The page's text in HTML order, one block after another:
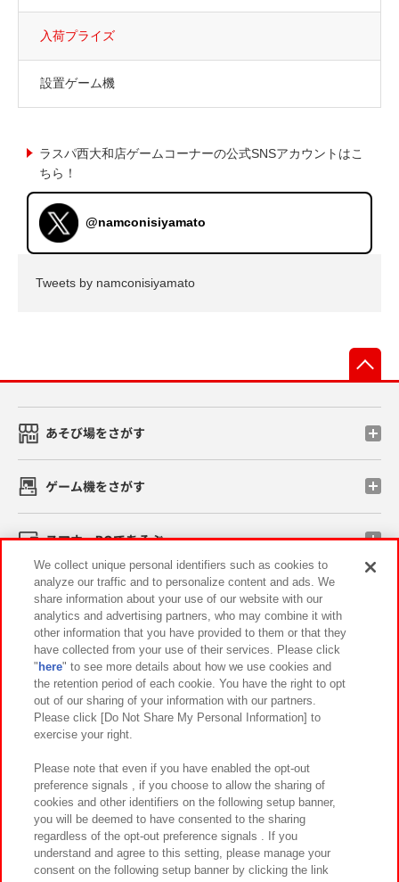
入荷プライズ
設置ゲーム機
ラスパ西大和店ゲームコーナーの公式SNSアカウントはこ
ちら！
@namconisiyamato
Tweets by namconisiyamato
あそび場をさがす
ゲーム機をさがす
スマホ・PCであそぶ
イベント・キャンペーン
関連会社 サステナビリティ サイトポリシー
プライバシーポリシー ウェブアクセシビリティ方針と検証結果
お取引先さまとともに
カスタマーハラスメント対応方針 よくあるご質問・お問い合わせ
We collect unique personal identifiers such as cookies to
analyze our traffic and to personalize content and ads. We
share information about your use of our website with our
analytics and advertising partners, who may combine it with
other information that you have provided to them or that they
have collected from your use of their services. Please click
" here" to see more details about how we use cookies and
the retention period of each cookie. You have the right to opt
out of our sharing of your information with our partners.
Please click [Do Not Share My Personal Information] to
exercise your right.
Please note that even if you have enabled the opt-out
preference signals , if you choose to allow the sharing of
cookies and other identifiers on the following setup banner,
you will be deemed to have consented to the sharing
regardless of the opt-out preference signals . If you
understand and agree to this setting, please manage your
consent on the following setup banner by clicking the link